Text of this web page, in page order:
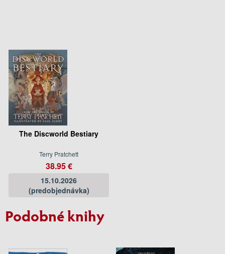
The Discworld Bestiary
Terry Pratchett
38.95 €
15.10.2026
(predobjednávka)
Podobné knihy